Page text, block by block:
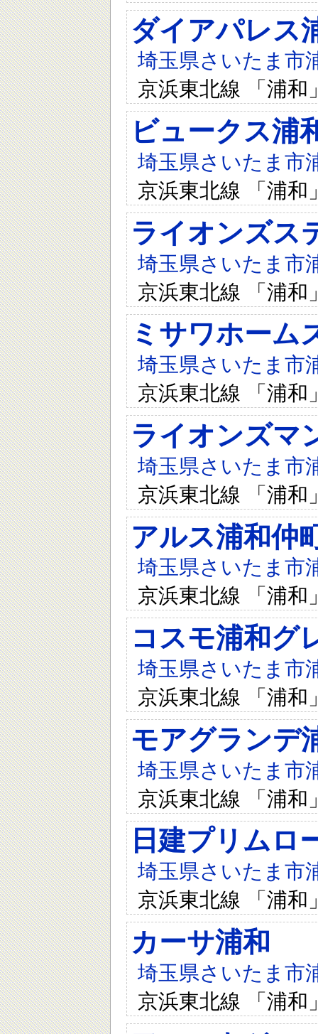
ダイアパレス
埼玉県さいたま市
京浜東北線 「浦和
ビュークス浦
埼玉県さいたま市
京浜東北線 「浦和
ライオンズス
埼玉県さいたま市
京浜東北線 「浦和
ミサワホーム
埼玉県さいたま市
京浜東北線 「浦和
ライオンズマ
埼玉県さいたま市
京浜東北線 「浦和
アルス浦和仲
埼玉県さいたま市
京浜東北線 「浦和
コスモ浦和グ
埼玉県さいたま市
京浜東北線 「浦和
モアグランデ
埼玉県さいたま市
京浜東北線 「浦和
日建プリムロ
埼玉県さいたま市
京浜東北線 「浦和
カーサ浦和
埼玉県さいたま市
京浜東北線 「浦和